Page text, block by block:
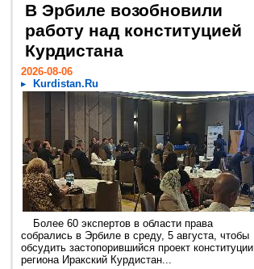
В Эрбиле возобновили
работу над конституцией
Курдистана
2026-08-06
Kurdistan.Ru
Более 60 экспертов в области права
собрались в Эрбиле в среду, 5 августа, чтобы
обсудить застопорившийся проект конституции
региона Иракский Курдистан...